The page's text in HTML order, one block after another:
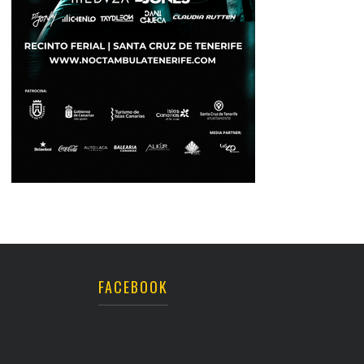
FACEBOOK